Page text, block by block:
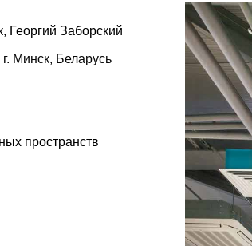
Георгий Заборский
Минск, Беларусь
пространств